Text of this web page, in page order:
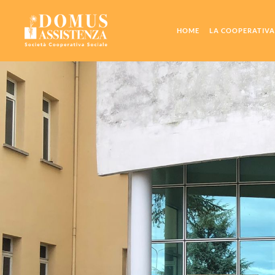
HOME LA COOPERATIVA
MISSION E
CODICE ETICO
I NUMERI
BILANCI
M.O.G. (EX D.
IL LEGAME
ORGANI
M.O.G. (EX D.
IL LEGAME
ORGANI